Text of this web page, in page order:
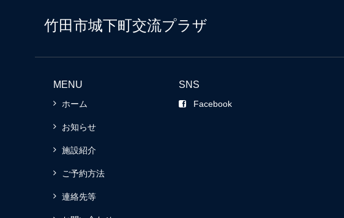
竹田市城下町交流プラザ
MENU
ホーム
お知らせ
施設紹介
ご予約方法
連絡先等
SNS
Facebook